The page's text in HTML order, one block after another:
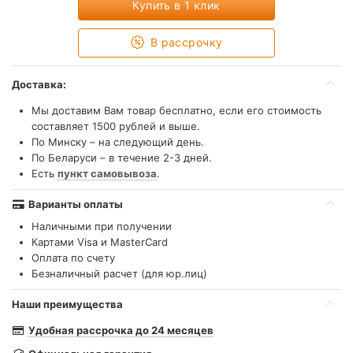
Купить в 1 клик
В рассрочку
Доставка:
Мы доставим Вам товар бесплатно, если его стоимость
составляет 1500 рублей и выше.
По Минску – на следующий день.
По Беларуси – в течение 2-3 дней.
Есть пункт самовывоза.
Варианты оплаты
Наличными при получении
Картами Visa и MasterCard
Оплата по счету
Безналичный расчет (для юр.лиц)
Наши преимущества
Удобная рассрочка до 24 месяцев